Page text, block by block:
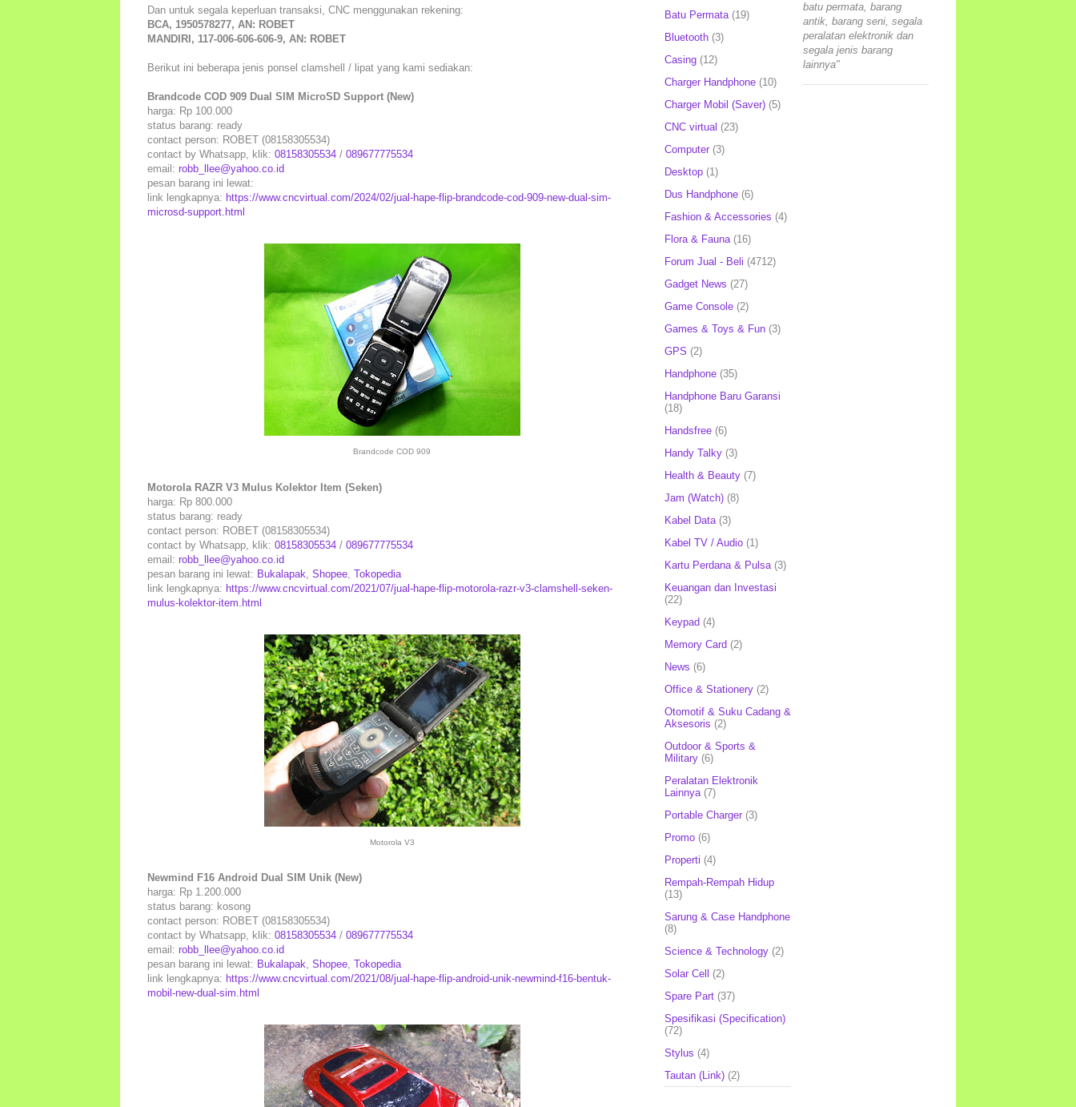
Dan untuk segala keperluan transaksi, CNC menggunakan rekening:
BCA, 1950578277, AN: ROBET
MANDIRI, 117-006-606-606-9, AN: ROBET
Berikut ini beberapa jenis ponsel clamshell / lipat yang kami sediakan:
Brandcode COD 909 Dual SIM MicroSD Support (New)
harga: Rp 100.000
status barang: ready
contact person: ROBET (08158305534)
contact by Whatsapp, klik: 08158305534 / 089677775534
email: robb_llee@yahoo.co.id
pesan barang ini lewat:
link lengkapnya: https://www.cncvirtual.com/2024/02/jual-hape-flip-brandcode-cod-909-new-dual-sim-
microsd-support.html
Brandcode COD 909
Motorola RAZR V3 Mulus Kolektor Item (Seken)
harga: Rp 800.000
status barang: ready
contact person: ROBET (08158305534)
contact by Whatsapp, klik: 08158305534 / 089677775534
email: robb_llee@yahoo.co.id
pesan barang ini lewat: Bukalapak Shopee Tokopedia
link lengkapnya: https://www.cncvirtual.com/2021/07/jual-hape-flip-motorola-razr-v3-clamshell-seken-
mulus-kolektor-item.html
Motorola V3
Newmind F16 Android Dual SIM Unik (New)
harga: Rp 1.200.000
status barang: kosong
contact person: ROBET (08158305534)
contact by Whatsapp, klik: 08158305534 / 089677775534
email: robb_llee@yahoo.co.id
pesan barang ini lewat: Bukalapak, Shopee, Tokopedia
link lengkapnya: https://www.cncvirtual.com/2021/08/jual-hape-flip-android-unik-newmind-f16-bentuk-
mobil-new-dual-sim.html
Batu Permata (19)
Bluetooth (3)
Casing (12)
Charger Handphone (10)
Charger Mobil (Saver) (5)
CNC virtual (23)
Computer (3)
Desktop (1)
Dus Handphone (6)
Fashion & Accessories (4)
Flora & Fauna (16)
Forum Jual - Beli (4712)
Gadget News (27)
Game Console (2)
Games & Toys & Fun (3)
GPS (2)
Handphone (35)
Handphone Baru Garansi
(18)
Handsfree (6)
Handy Talky (3)
Health & Beauty (7)
Jam (Watch) (8)
Kabel Data (3)
Kabel TV / Audio (1)
Kartu Perdana & Pulsa (3)
Keuangan dan Investasi
(22)
Keypad (4)
Memory Card (2)
News (6)
Office & Stationery (2)
Otomotif & Suku Cadang &
Aksesoris (2)
Outdoor & Sports &
Military (6)
Peralatan Elektronik
Lainnya (7)
Portable Charger (3)
Promo (6)
Properti (4)
Rempah-Rempah Hidup
(13)
Sarung & Case Handphone
(8)
Science & Technology (2)
Solar Cell (2)
Spare Part (37)
Spesifikasi (Specification)
(72)
Stylus (4)
Tautan (Link) (2)
batu permata, barang
antik, barang seni, segala
peralatan elektronik dan
segala jenis barang
lainnya"